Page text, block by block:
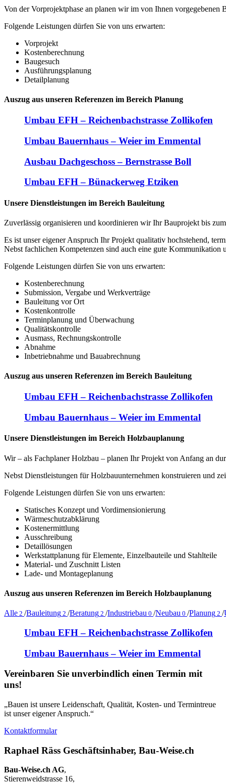
Von der Vorprojektphase an planen wir im von Ihnen vorgegebenen
Folgende Leistungen dürfen Sie von uns erwarten:
Vorprojekt
Kostenberechnung
Baugesuch
Ausführungsplanung
Detailplanung
Auszug aus unseren Referenzen im Bereich Planung
Umbau EFH – Reichenbachstrasse Zollikofen
Umbau Bauernhaus – Weier im Emmental
Ausbau Dachgeschoss – Bernstrasse Boll
Umbau EFH – Bünackerweg Etziken
Unsere Dienstleistungen im Bereich Bauleitung
Zuverlässig organisieren und koordinieren wir Ihr Bauprojekt bis
Es ist unser eigener Anspruch Ihr Projekt qualitativ hochstehend,
Nebst fachlichen Kompetenzen sind auch eine gute Kommunikation
Folgende Leistungen dürfen Sie von uns erwarten:
Kostenberechnung
Submission, Vergabe und Werkverträge
Bauleitung vor Ort
Kostenkontrolle
Terminplanung und Überwachung
Qualitätskontrolle
Ausmass, Rechnungskontrolle
Abnahme
Inbetriebnahme und Bauabrechnung
Auszug aus unseren Referenzen im Bereich Bauleitung
Umbau EFH – Reichenbachstrasse Zollikofen
Umbau Bauernhaus – Weier im Emmental
Unsere Dienstleistungen im Bereich Holzbauplanung
Wir – als Fachplaner Holzbau – planen Ihr Projekt von Anfang an
Nebst Dienstleistungen für Holzbauunternehmen konstruieren und
Folgende Leistungen dürfen Sie von uns erwarten:
Statisches Konzept und Vordimensionierung
Wärmeschutzabklärung
Kostenermittlung
Ausschreibung
Detaillösungen
Werkstattplanung für Elemente, Einzelbauteile und Stahlteile
Material- und Zuschnitt Listen
Lade- und Montageplanung
Auszug aus unseren Referenzen im Bereich Holzbauplanung
Alle 2 /Bauleitung 2 /Beratung 2 /Industriebau 0 /Neubau 0 /Planung 2 /
Umbau EFH – Reichenbachstrasse Zollikofen
Umbau Bauernhaus – Weier im Emmental
Vereinbaren Sie unverbindlich einen Termin mit
uns!
„Bauen ist unsere Leidenschaft, Qualität, Kosten- und Termintreue
ist unser eigener Anspruch.“
Kontaktformular
Raphael Räss Geschäftsinhaber, Bau-Weise.ch
Bau-Weise.ch AG,
Stierenweidstrasse 16,